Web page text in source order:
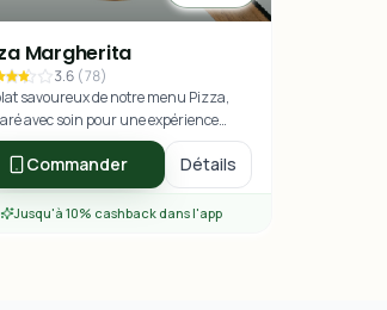
Margherita
3.6 (78)
savoureux de notre menu Pizza,
avec soin pour une expérience
exceptionnelle.
Commander Détails
Jusqu'à 10% cashback dans l'app